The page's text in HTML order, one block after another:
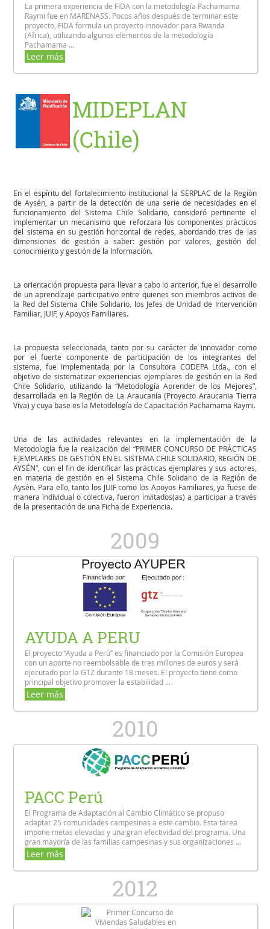
La primera experiencia de FIDA con la metodología Pachamama
Raymi fue en MARENASS. Pocos años después de terminar este
proyecto, FIDA formula un proyecto innovador para Rwanda
(Africa), utilizando algunos elementos de la metodología
Pachamama ...
Leer más
MIDEPLAN
(Chile)
En el espíritu del fortalecimiento institucional la SERPLAC de la Región
de Aysén, a partir de la detección de una serie de necesidades en el
funcionamiento del Sistema Chile Solidario, consideró pertinente el
implementar un mecanismo que reforzara los componentes prácticos
del sistema en su gestión horizontal de redes, abordando tres de las
dimensiones de gestión a saber: gestión por valores, gestión del
conocimiento y gestión de la Información.
La orientación propuesta para llevar a cabo lo anterior, fue el desarrollo
de un aprendizaje participativo entre quienes son miembros activos de
la Red del Sistema Chile Solidario, los Jefes de Unidad de Intervención
Familiar, JUIF, y Apoyos Familiares.
La propuesta seleccionada, tanto por su carácter de innovador como
por el fuerte componente de participación de los integrantes del
sistema, fue implementada por la Consultora CODEPA Ltda., con el
objetivo de sistematizar experiencias ejemplares de gestión en la Red
Chile Solidario, utilizando la “Metodología Aprender de los Mejores”,
desarrollada en la Región de La Araucanía (Proyecto Araucania Tierra
Viva) y cuya base es la Metodología de Capacitación Pachamama Raymi.
Una de las actividades relevantes en la implementación de la
Metodología fue la realización del “PRIMER CONCURSO DE PRÁCTICAS
EJEMPLARES DE GESTIÓN EN EL SISTEMA CHILE SOLIDARIO, REGIÓN DE
AYSÉN”, con el fin de identificar las prácticas ejemplares y sus actores,
en materia de gestión en el Sistema Chile Solidario de la Región de
Aysén. Para ello, tanto los JUIF como los Apoyos Familiares, ya fuese de
manera individual o colectiva, fueron invitados(as) a participar a través
de la presentación de una Ficha de Experiencia.
2009
AYUDA A PERU
El proyecto “Ayuda a Perú” es financiado por la Comisión Europea
con un aporte no reembolsable de tres millones de euros y será
ejecutado por la GTZ durante 18 meses. El proyecto tiene como
principal objetivo promover la estabilidad ...
Leer más
2010
PACC Perú
El Programa de Adaptación al Cambio Climático se propuso
adaptar 25 comunidades campesinas a este cambio. Esta tarea
impone metas elevadas y una gran efectividad del programa. Una
gran mayoría de las familias campesinas y sus organizaciones ...
Leer más
2012